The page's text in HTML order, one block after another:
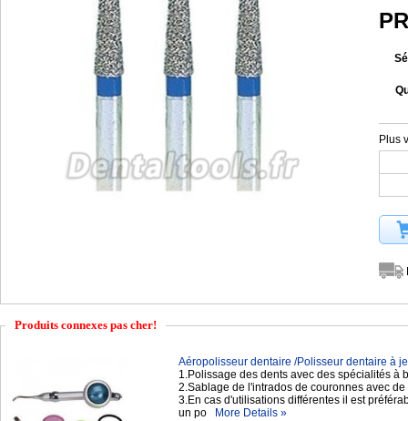
Plus
Produits connexes pas cher!
Aéropolisseur dentaire /Polisseur dentaire à
1.Polissage des dents avec des spécialités à
2.Sablage de l'intrados de couronnes avec
3.En cas d'utilisations différentes il est
un po
More Details »